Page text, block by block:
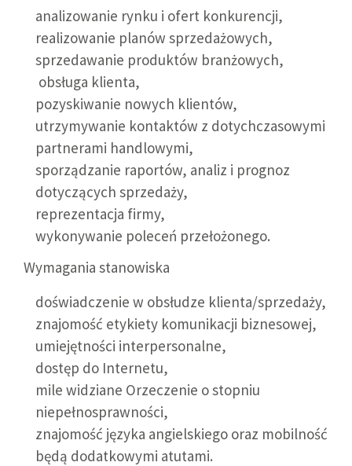
analizowanie rynku i ofert konkurencji,
realizowanie planów sprzedażowych,
sprzedawanie produktów branżowych,
obsługa klienta,
pozyskiwanie nowych klientów,
utrzymywanie kontaktów z dotychczasowymi
partnerami handlowymi,
sporządzanie raportów, analiz i prognoz
dotyczących sprzedaży,
reprezentacja firmy,
wykonywanie poleceń przełożonego.
Wymagania stanowiska
doświadczenie w obsłudze klienta/sprzedaży,
znajomość etykiety komunikacji biznesowej,
umiejętności interpersonalne,
dostęp do Internetu,
mile widziane Orzeczenie o stopniu
niepełnosprawności,
znajomość języka angielskiego oraz mobilność
będą dodatkowymi atutami.